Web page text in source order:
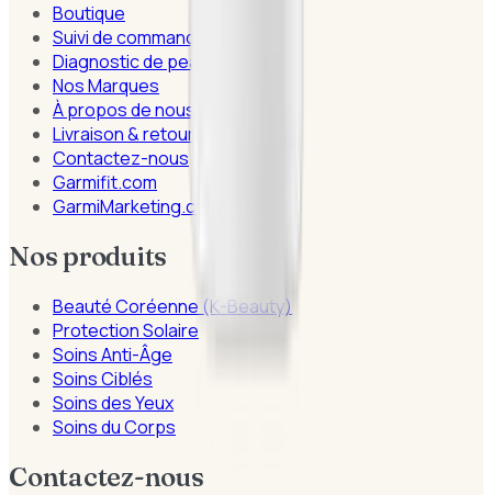
Boutique
Suivi de commande
Diagnostic de peau
Nos Marques
À propos de nous
Livraison & retours
Contactez-nous
Garmifit.com
GarmiMarketing.com
Nos produits
Beauté Coréenne (K-Beauty)
Protection Solaire
Soins Anti-Âge
Soins Ciblés
Soins des Yeux
Soins du Corps
Contactez-nous